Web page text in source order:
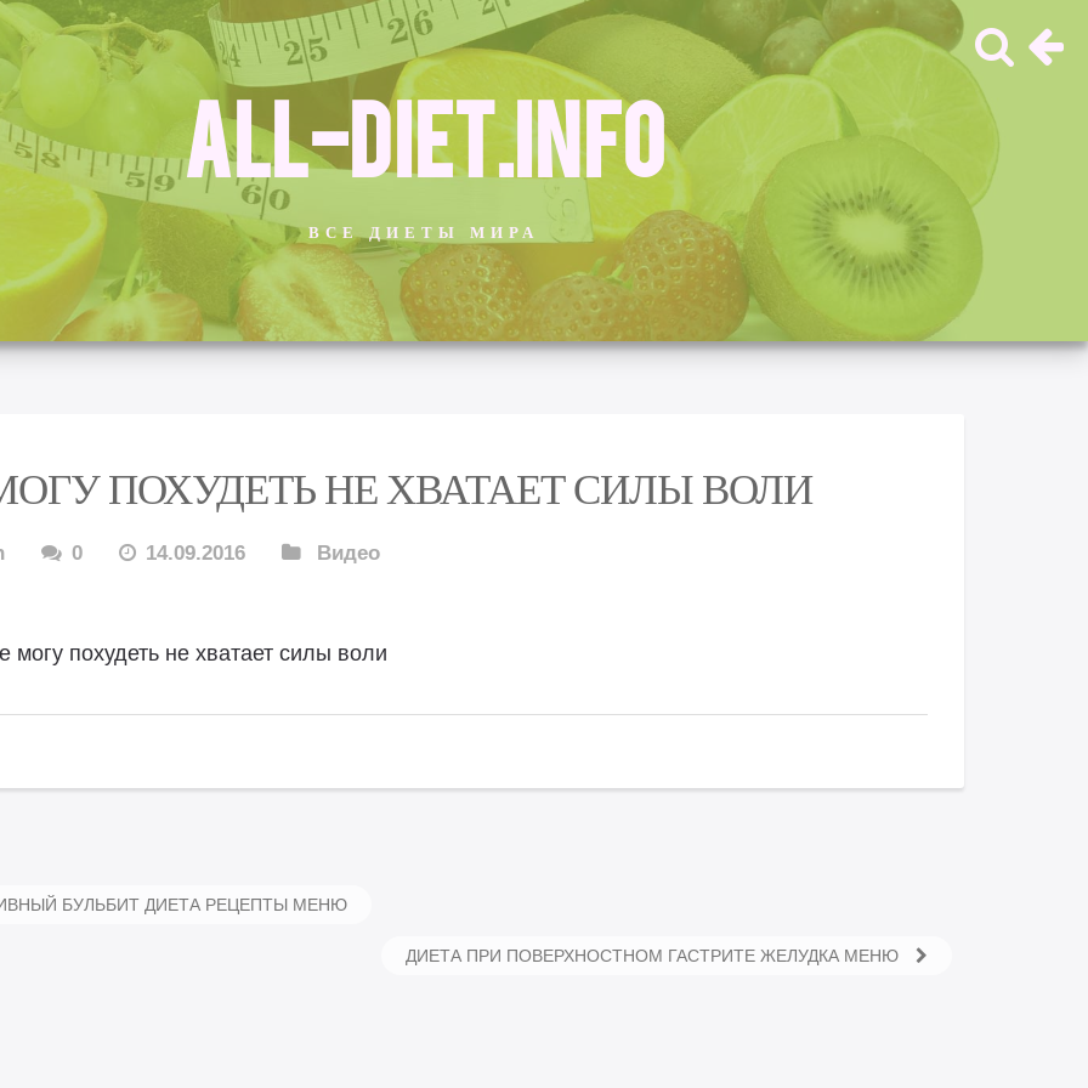
ALL-DIET.INFO
ВСЕ ДИЕТЫ МИРА
ПОХУДЕТЬ НЕ ХВАТАЕТ СИЛЫ ВОЛИ
0 14.09.2016 Видео
е могу похудеть не хватает силы воли
БУЛЬБИТ ДИЕТА РЕЦЕПТЫ МЕНЮ
ДИЕТА ПРИ ПОВЕРХНОСТНОМ ГАСТРИТЕ ЖЕЛУДКА МЕНЮ